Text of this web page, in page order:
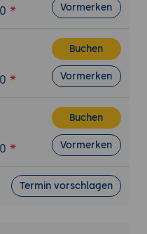
gewichtet
Governance-
und Verwaltung
von Regeln
in Microsoft
Vormerken
Buchen
Vormerken
Buchen
Vormerken
Termin vorschlagen